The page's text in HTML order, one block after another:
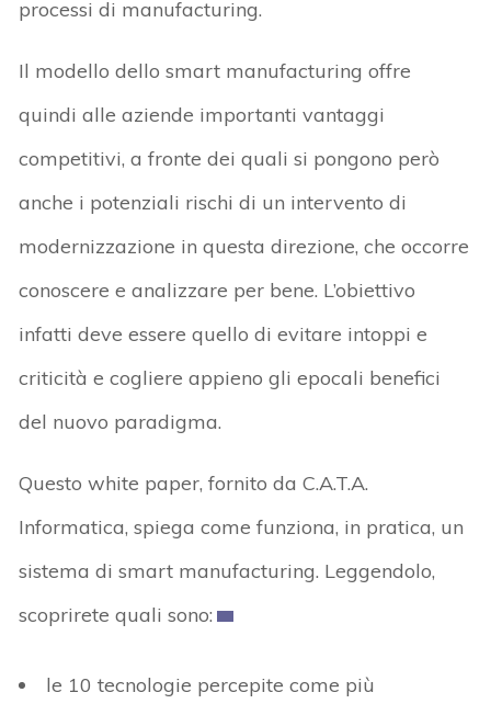
processi di manufacturing.
Il modello dello smart manufacturing offre
quindi alle aziende importanti vantaggi
competitivi, a fronte dei quali si pongono però
anche i potenziali rischi di un intervento di
modernizzazione in questa direzione, che occorre
conoscere e analizzare per bene. L’obiettivo
infatti deve essere quello di evitare intoppi e
criticità e cogliere appieno gli epocali benefici
del nuovo paradigma.
Questo white paper, fornito da C.A.T.A.
Informatica, spiega come funziona, in pratica, un
sistema di smart manufacturing. Leggendolo,
scoprirete quali sono:
le 10 tecnologie percepite come più